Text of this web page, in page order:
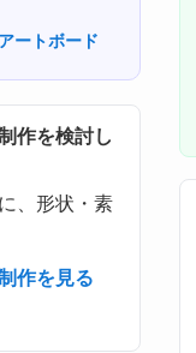
ートボード
作を検討し
、形状・素
作を見る